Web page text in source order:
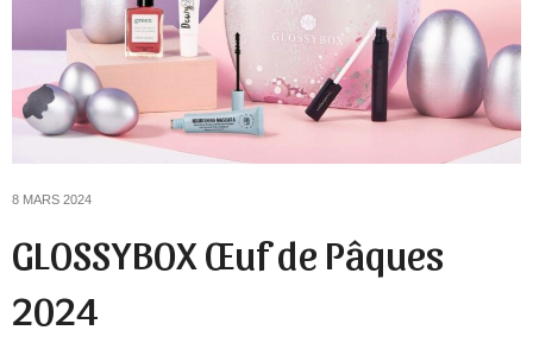
8 MARS 2024
GLOSSYBOX Œuf de Pâques
2024